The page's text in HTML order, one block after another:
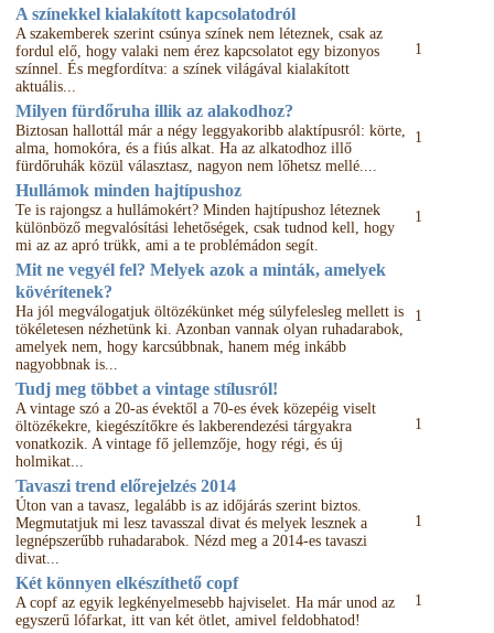
A színekkel kialakított kapcsolatodról
A szakemberek szerint csúnya színek nem léteznek, csak az
fordul elő, hogy valaki nem érez kapcsolatot egy bizonyos
színnel. És megfordítva: a színek világával kialakított
aktuális...
1
Milyen fürdőruha illik az alakodhoz?
Biztosan hallottál már a négy leggyakoribb alaktípusról: körte,
alma, homokóra, és a fiús alkat. Ha az alkatodhoz illő
fürdőruhák közül választasz, nagyon nem lőhetsz mellé....
1
Hullámok minden hajtípushoz
Te is rajongsz a hullámokért? Minden hajtípushoz léteznek
különböző megvalósítási lehetőségek, csak tudnod kell, hogy
mi az az apró trükk, ami a te problémádon segít.
1
Mit ne vegyél fel? Melyek azok a minták, amelyek
kövérítenek?
Ha jól megválogatjuk öltözékünket még súlyfelesleg mellett is
tökéletesen nézhetünk ki. Azonban vannak olyan ruhadarabok,
amelyek nem, hogy karcsúbbnak, hanem még inkább
nagyobbnak is...
1
Tudj meg többet a vintage stílusról!
A vintage szó a 20-as évektől a 70-es évek közepéig viselt
öltözékekre, kiegészítőkre és lakberendezési tárgyakra
vonatkozik. A vintage fő jellemzője, hogy régi, és új
holmikat...
1
Tavaszi trend előrejelzés 2014
Úton van a tavasz, legalább is az időjárás szerint biztos.
Megmutatjuk mi lesz tavasszal divat és melyek lesznek a
legnépszerűbb ruhadarabok. Nézd meg a 2014-es tavaszi
divat...
1
Két könnyen elkészíthető copf
A copf az egyik legkényelmesebb hajviselet. Ha már unod az
egyszerű lófarkat, itt van két ötlet, amivel feldobhatod!
1